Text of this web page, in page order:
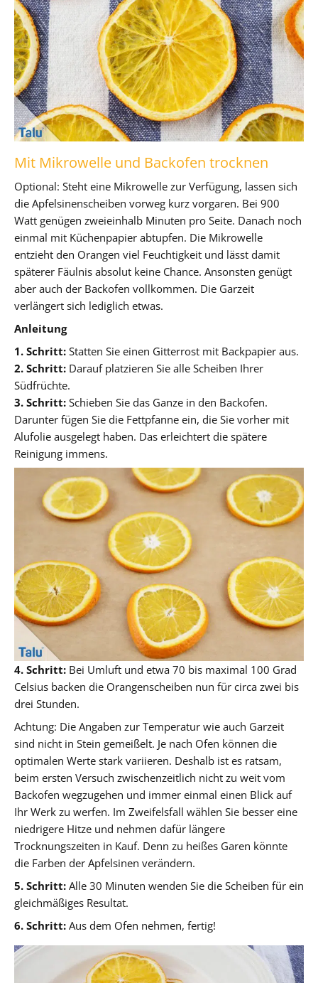
Mit Mikrowelle und Backofen trocknen
Optional: Steht eine Mikrowelle zur Verfügung, lassen sich
die Apfelsinenscheiben vorweg kurz vorgaren. Bei 900
Watt genügen zweieinhalb Minuten pro Seite. Danach noch
einmal mit Küchenpapier abtupfen. Die Mikrowelle
entzieht den Orangen viel Feuchtigkeit und lässt damit
späterer Fäulnis absolut keine Chance. Ansonsten genügt
aber auch der Backofen vollkommen. Die Garzeit
verlängert sich lediglich etwas.
Anleitung
1. Schritt: Statten Sie einen Gitterrost mit Backpapier aus.
2. Schritt: Darauf platzieren Sie alle Scheiben Ihrer
Südfrüchte.
3. Schritt: Schieben Sie das Ganze in den Backofen.
Darunter fügen Sie die Fettpfanne ein, die Sie vorher mit
Alufolie ausgelegt haben. Das erleichtert die spätere
Reinigung immens.
4. Schritt: Bei Umluft und etwa 70 bis maximal 100 Grad
Celsius backen die Orangenscheiben nun für circa zwei bis
drei Stunden.
Achtung: Die Angaben zur Temperatur wie auch Garzeit
sind nicht in Stein gemeißelt. Je nach Ofen können die
optimalen Werte stark variieren. Deshalb ist es ratsam,
beim ersten Versuch zwischenzeitlich nicht zu weit vom
Backofen wegzugehen und immer einmal einen Blick auf
Ihr Werk zu werfen. Im Zweifelsfall wählen Sie besser eine
niedrigere Hitze und nehmen dafür längere
Trocknungszeiten in Kauf. Denn zu heißes Garen könnte
die Farben der Apfelsinen verändern.
5. Schritt: Alle 30 Minuten wenden Sie die Scheiben für ein
gleichmäßiges Resultat.
6. Schritt: Aus dem Ofen nehmen, fertig!